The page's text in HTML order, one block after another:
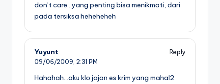
don’t care.. yang penting bisa menikmati, dari
pada tersiksa heheheheh
Yuyunt
Reply
09/06/2009, 2:31 PM
Hahahah…aku klo jajan es krim yang mahal2